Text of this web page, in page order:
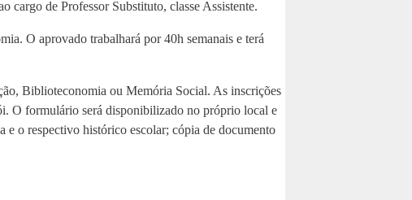
cargo de Professor Substituto, classe Assistente.
O aprovado trabalhará por 40h semanais e terá
Biblioteconomia ou Memória Social. As inscrições
O formulário será disponibilizado no próprio local e
o respectivo histórico escolar; cópia de documento